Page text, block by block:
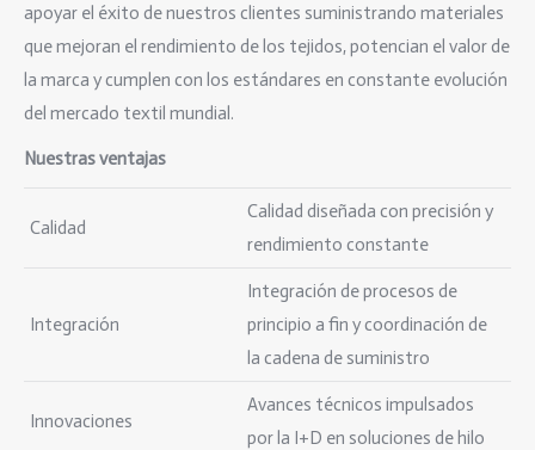
apoyar el éxito de nuestros clientes suministrando materiales
que mejoran el rendimiento de los tejidos, potencian el valor de
la marca y cumplen con los estándares en constante evolución
del mercado textil mundial.
Nuestras ventajas
Calidad
Calidad diseñada con precisión y
rendimiento constante
Integración
Integración de procesos de
principio a fin y coordinación de
la cadena de suministro
Innovaciones
Avances técnicos impulsados
por la I+D en soluciones de hilo